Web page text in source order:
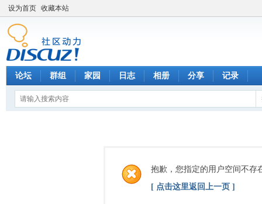
设为首页 收藏本站
论坛 群组 家园 日志 相册 分享 记录
抱歉，您指定的用户空间不存
[ 点击这里返回上一页 ]